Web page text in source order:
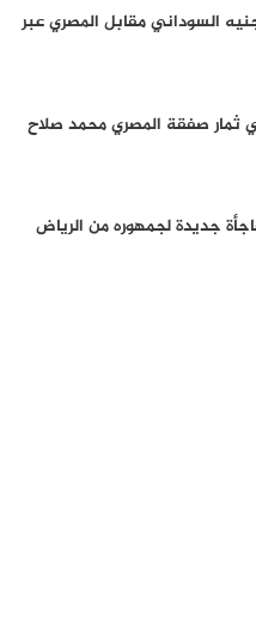
السوداني مقابل المصري عبر
ثمار صفقة المصري محمد صلاح
جديدة لجمهوره من الرياض